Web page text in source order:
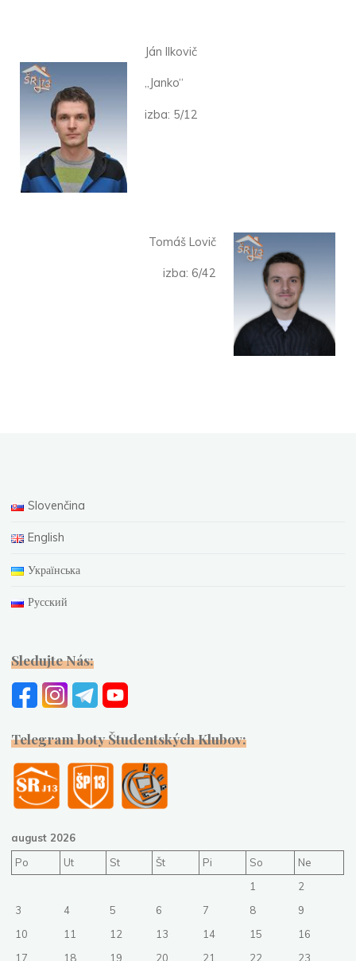
Ján Ilkovič
„Janko“
izba: 5/12
Tomáš Lovič
izba: 6/42
Slovenčina
English
Українська
Русский
Sledujte Nás:
Telegram boty Študentských Klubov:
august 2026
Po
Ut St Št Pi So
Ne
1
2
3
4 5 6 7 8
9
10
11 12 13 14 15
16
17
18 19 20 21 22
23